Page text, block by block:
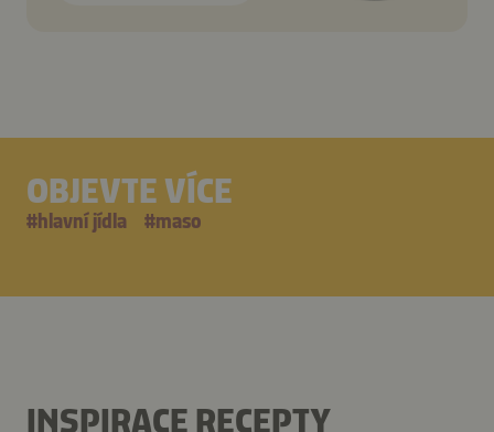
OBJEVTE VÍCE
#hlavní jídla #maso
INSPIRACE RECEPTY